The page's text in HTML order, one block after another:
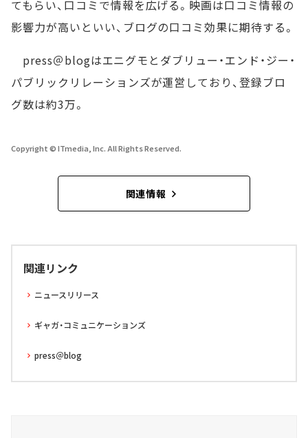
てもらい、口コミで情報を広げる。映画は口コミ情報の
影響力が高いといい、ブログの口コミ効果に期待する。
press＠blogはエニグモとダブリュー・エンド・ジー・
パブリックリレーションズが運営しており、登録ブロ
グ数は約3万。
Copyright © ITmedia, Inc. All Rights Reserved.
関連情報
関連リンク
ニュースリリース
ギャガ・コミュニケーションズ
press＠blog